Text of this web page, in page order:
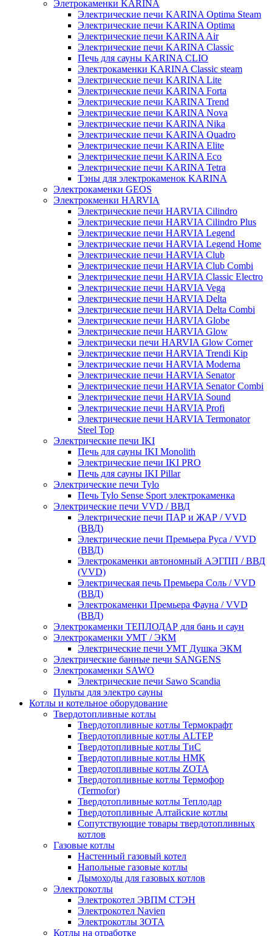
Элетрокаменки KARINA
Электрические печи KARINA Optima Steam
Электрические печи KARINA Optima
Электрические печи KARINA Air
Электрические печи KARINA Classic
Печь для сауны KARINA CLIO
Электрокаменки KARINA Classic steam
Электрические печи KARINA Lite
Электрические печи KARINA Forta
Электрические печи KARINA Trend
Электрические печи KARINA Nova
Электрические печи KARINA Nika
Электрические печи KARINA Quadro
Электрические печи KARINA Elite
Электрические печи KARINA Eco
Электрические печи KARINA Tetra
Тэны для электрокаменок KARINA
Электрокаменки GEOS
Электрокменки HARVIA
Электрические печи HARVIA Cilindro
Электрические печи HARVIA Cilindro Plus
Электрические печи HARVIA Legend
Электрические печи HARVIA Legend Home
Электрические печи HARVIA Club
Электрические печи HARVIA Club Combi
Электрические печи HARVIA Classic Electro
Электрические печи HARVIA Vega
Электрические печи HARVIA Delta
Электрические печи HARVIA Delta Combi
Электрические печи HARVIA Globe
Электрические печи HARVIA Glow
Электрически печи HARVIA Glow Corner
Электрические печи HARVIA Trendi Kip
Электрические печи HARVIA Moderna
Электрические печи HARVIA Senator
Электрические печи HARVIA Senator Combi
Электрические печи HARVIA Sound
Электрические печи HARVIA Profi
Электрические печи HARVIA Termonator
Steel Top
Электрические печи IKI
Печь для сауны IKI Monolith
Электрические печи IKI PRO
Печь для сауны IKI Pillar
Электрические печи Tylo
Печь Tylo Sense Sport электрокаменка
Электрические печи VVD / ВВД
Электрические печи ПАР и ЖАР / VVD
(ВВД)
Электрические печи Премьера Руса / VVD
(ВВД)
Электрокаменки автономный АЭГПП / ВВД
(VVD)
Электрическая печь Премьера Соль / VVD
(ВВД)
Электрокаменки Премьера Фауна / VVD
(ВВД)
Электрокаменки ТЕПЛОДАР для бань и саун
Электрокаменки УМТ / ЭКМ
Электрические печи УМТ Душка ЭКМ
Электрические банные печи SANGENS
Электрокаменки SAWO
Электрические печи Sawo Scandia
Пульты для электро сауны
Котлы и котельное оборудование
Твердотопливные котлы
Твердотопливные котлы Термокрафт
Твердотопливные котлы ALTEP
Твердотопливные котлы ТиС
Твердотопливные котлы НМК
Твердотопливные котлы ZOTA
Твердотопливные котлы Термофор
(Termofor)
Твердотопливные котлы Теплодар
Твердотопливные Алтайские котлы
Сопутствующие товары твердотопливных
котлов
Газовые котлы
Настенный газовый котел
Напольные газовые котлы
Дымоходы для газовых котлов
Электрокотлы
Электрокотел ЭВПМ СТЭН
Электрокотел Navien
Электрокотлы ЗОТА
Котлы на отработке